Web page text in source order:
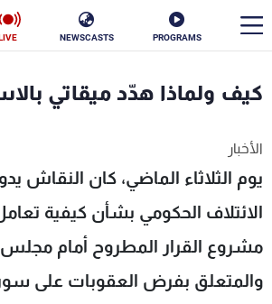
PROGRAMS
NEWSCASTS
كيف ولماذا هدّد ميقاتي
الأخبار
يوم الثلاثاء الماضي، كان النقاش
الائتلاف الحكومي بشأن كيفية
مشروع القرار المطروح أمام مجلس
والمتعلق بفرض العقوبات على
إقتصاد فن
منوعات رياضة
كأس العالم